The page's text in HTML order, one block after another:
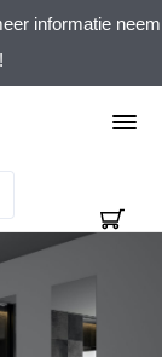
informatie neem